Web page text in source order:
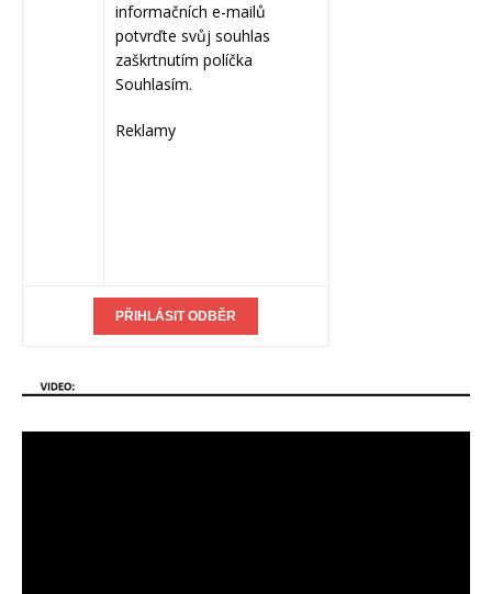
informačních e-mailů
potvrďte svůj souhlas
zaškrtnutím políčka
Souhlasím.
Reklamy